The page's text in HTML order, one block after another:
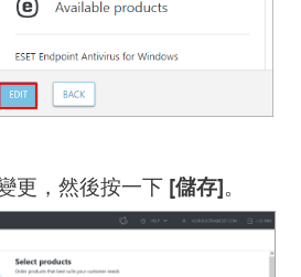
更，然後按一下 [儲存]。